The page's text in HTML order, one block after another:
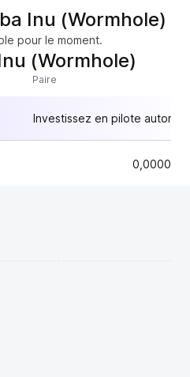
Inu (Wormhole)
pour le moment.
(Wormhole)
Paire
Investissez en pilote